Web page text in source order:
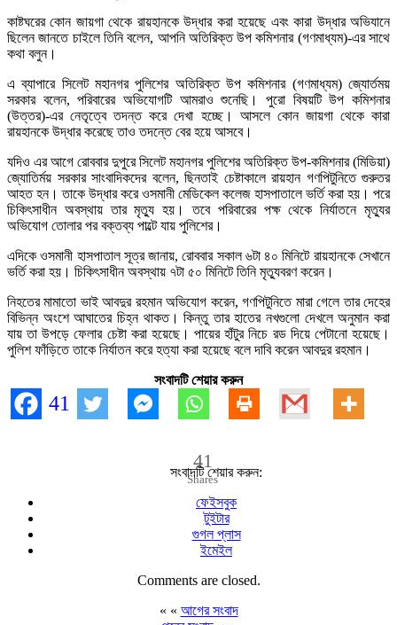
কাষ্টঘরের কোন জায়গা থেকে রায়হানকে উদ্ধার করা হয়েছে এবং কারা উদ্ধার অভিযানে
ছিলেন জানতে চাইলে তিনি বলেন, আপনি অতিরিক্ত উপ কমিশনার (গণমাধ্যম)-এর সাথে
কথা বলুন।
এ ব্যাপারে সিলেট মহানগর পুলিশের অতিরিক্ত উপ কমিশনার (গণমাধ্যম) জ্যোর্তময়
সরকার বলেন, পরিবারের অভিযোগটি আমরাও শুনেছি। পুরো বিষয়টি উপ কমিশনার
(উত্তর)-এর নেতৃত্বে তদন্ত করে দেখা হচ্ছে। আসলে কোন জায়গা থেকে কারা
রায়হানকে উদ্ধার করেছে তাও তদন্তে বের হয়ে আসবে।
যদিও এর আগে রোববার দুপুরে সিলেট মহানগর পুলিশের অতিরিক্ত উপ-কমিশনার (মিডিয়া)
জ্যোতির্ময় সরকার সাংবাদিকদের বলেন, ছিনতাই চেষ্টাকালে রায়হান গণপিটুনিতে গুরুতর
আহত হন। তাকে উদ্ধার করে ওসমানী মেডিকেল কলেজ হাসপাতালে ভর্তি করা হয়। পরে
চিকিৎসাধীন অবস্থায় তার মৃত্যু হয়। তবে পরিবারের পক্ষ থেকে নির্যাতনে মৃত্যুর
অভিযোগ তোলার পর বক্তব্য পাল্টে যায় পুলিশের।
এদিকে ওসমানী হাসপাতাল সূত্র জানায়, রোববার সকাল ৬টা ৪০ মিনিটে রায়হানকে সেখানে
ভর্তি করা হয়। চিকিৎসাধীন অবস্থায় ৭টা ৫০ মিনিটে তিনি মৃত্যুবরণ করেন।
নিহতের মামাতো ভাই আবদুর রহমান অভিযোগ করেন, গণপিটুনিতে মারা গেলে তার দেহের
বিভিন্ন অংশে আঘাতের চিহ্ন থাকত। কিন্তু তার হাতের নখগুলো দেখলে অনুমান করা
যায় তা উপড়ে ফেলার চেষ্টা করা হয়েছে। পায়ের হাঁটুর নিচে রড দিয়ে পেটানো হয়েছে।
পুলিশ ফাঁড়িতে তাকে নির্যাতন করে হত্যা করা হয়েছে বলে দাবি করেন আবদুর রহমান।
সংবাদটি শেয়ার করুন
41
41
Shares
সংবাদটি শেয়ার করুন:
ফেইসবুক
টুইটার
গুগল প্লাস
ইমেইল
Comments are closed.
« « আগের সংবাদ